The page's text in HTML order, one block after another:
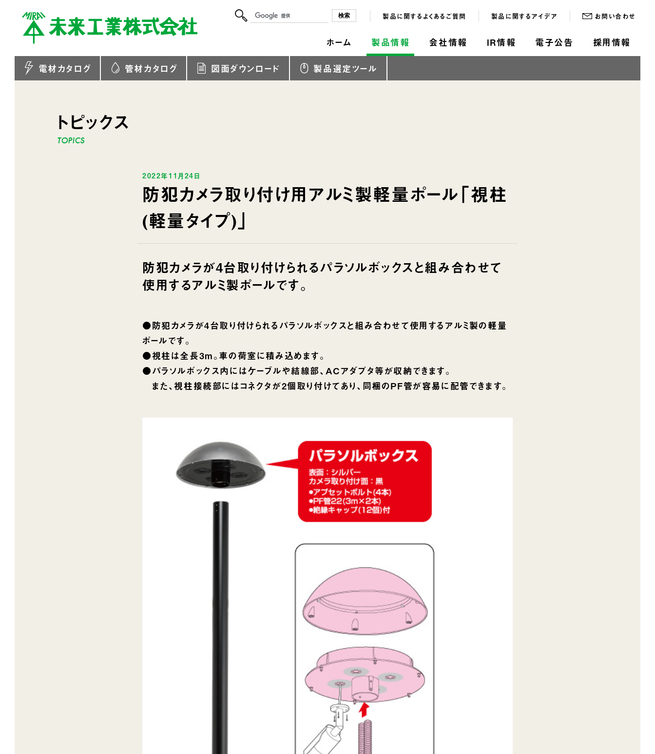
ホーム 製品情報 会社情報 IR情報 電子公告 採用情報
製品に関するよくあるご質問 製品に関するアイデア お問い合わせ
電材カタログ 管材カタログ 図面ダウンロード 製品選定ツール
トピックス
2022年11月24日
防犯カメラ取り付け用アルミ製軽量ポール「視柱
(軽量タイプ)」
防犯カメラが4台取り付けられるパラソルボックスと組み合わせて
使用するアルミ製ポールです。
●防犯カメラが4台取り付けられるパラソルボックスと組み合わせて使用するアルミ製の軽量
ポールです。
●視柱は全長3m。車の荷室に積み込めます。
●パラソルボックス内にはケーブルや結線部、ACアダプタ等が収納できます。
また、視柱接続部にはコネクタが2個取り付けてあり、同梱のPF管が容易に配管できます。